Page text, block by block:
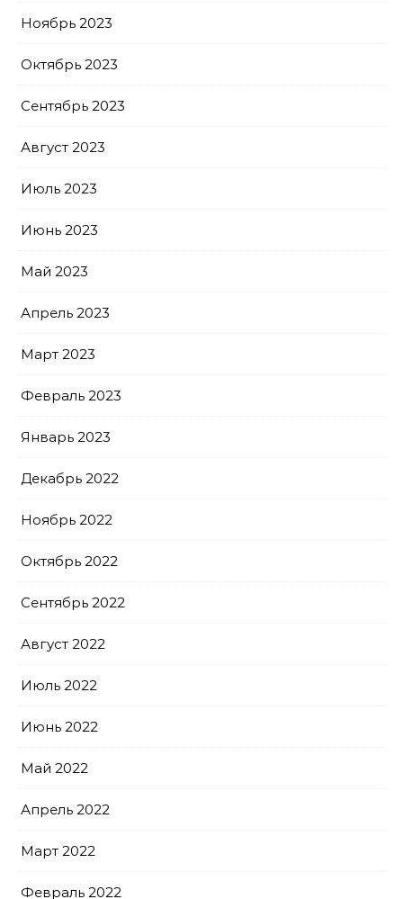
Ноябрь 2023
Октябрь 2023
Сентябрь 2023
Август 2023
Июль 2023
Июнь 2023
Май 2023
Апрель 2023
Март 2023
Февраль 2023
Январь 2023
Декабрь 2022
Ноябрь 2022
Октябрь 2022
Сентябрь 2022
Август 2022
Июль 2022
Июнь 2022
Май 2022
Апрель 2022
Март 2022
Февраль 2022